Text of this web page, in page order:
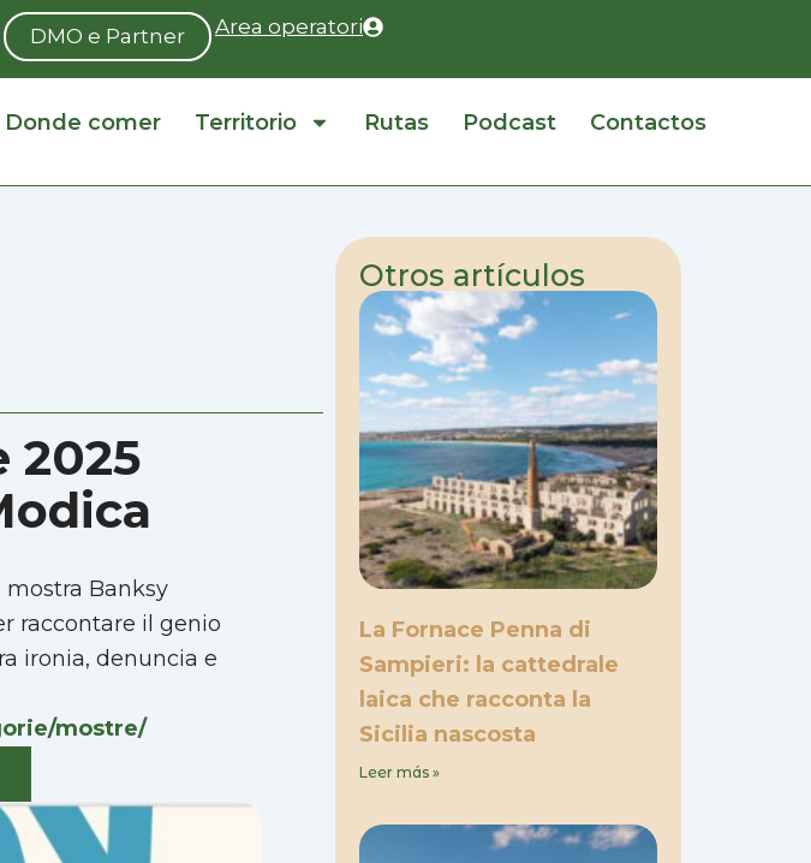
DMO e Partner Area operatori
Donde comer Territorio Rutas Podcast Contactos
2025
Banksy 
raccontare il genio
ironia, denuncia e
mostre/
Otros artículos
La Fornace Penna di
Sampieri: la cattedrale
laica che racconta la
Sicilia nascosta
Leer más »